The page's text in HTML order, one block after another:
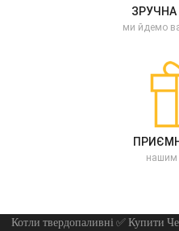
ми йдемо
нашим
Котли твердопаливні ✅ Купити